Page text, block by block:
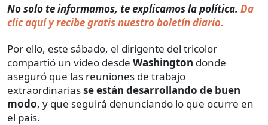
No solo te informamos, te explicamos la política. Da
clic aquí y recibe gratis nuestro boletín diario.
Por ello, este sábado, el dirigente del tricolor
compartió un video desde Washington donde
aseguró que las reuniones de trabajo
extraordinariasse están desarrollando de buen
modo, y que seguirá denunciando lo que ocurre en
el país.